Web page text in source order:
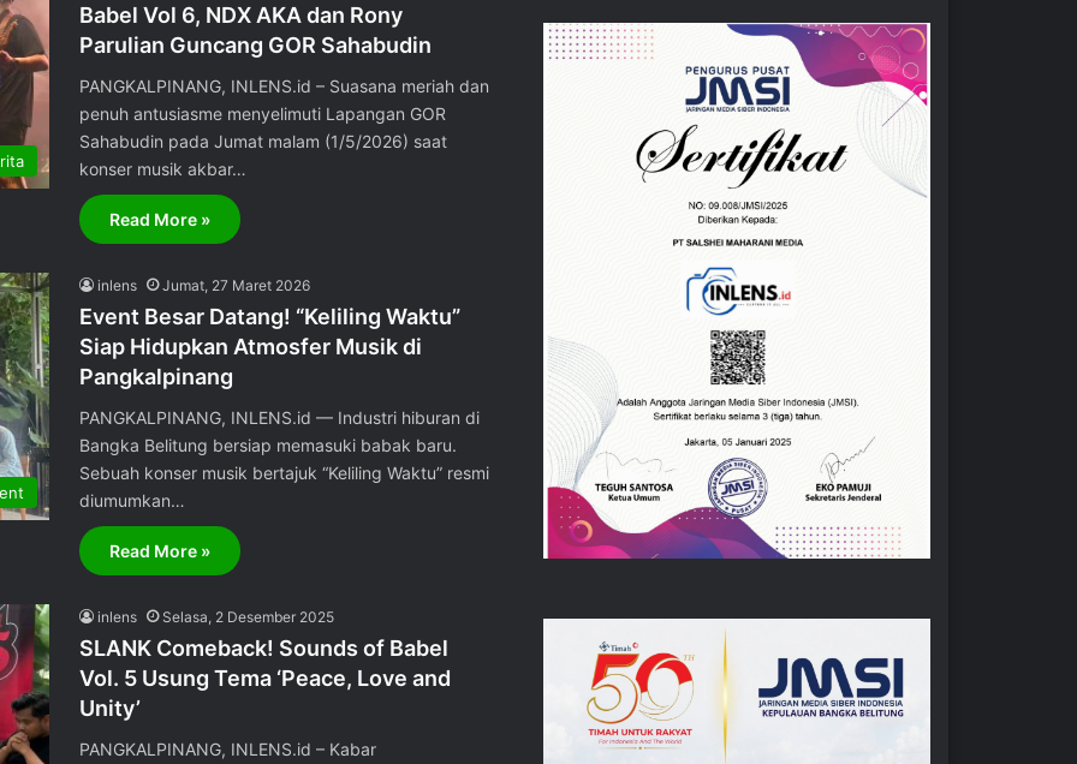
Babel Vol 6, NDX AKA dan Rony
Parulian Guncang GOR Sahabudin
PANGKALPINANG, INLENS.id – Suasana meriah dan
penuh antusiasme menyelimuti Lapangan GOR
Sahabudin pada Jumat malam (1/5/2026) saat
konser musik akbar…
Read More »
inlens Jumat, 27 Maret 2026
Event Besar Datang! “Keliling Waktu”
Siap Hidupkan Atmosfer Musik di
Pangkalpinang
PANGKALPINANG, INLENS.id — Industri hiburan di
Bangka Belitung bersiap memasuki babak baru.
Sebuah konser musik bertajuk “Keliling Waktu” resmi
diumumkan…
Read More »
inlens Selasa, 2 Desember 2025
SLANK Comeback! Sounds of Babel
Vol. 5 Usung Tema ‘Peace, Love and
Unity’
PANGKALPINANG, INLENS.id – Kabar